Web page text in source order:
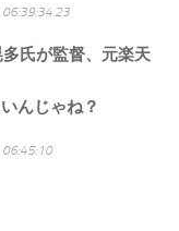
氏が監督、元楽天
んじゃね？